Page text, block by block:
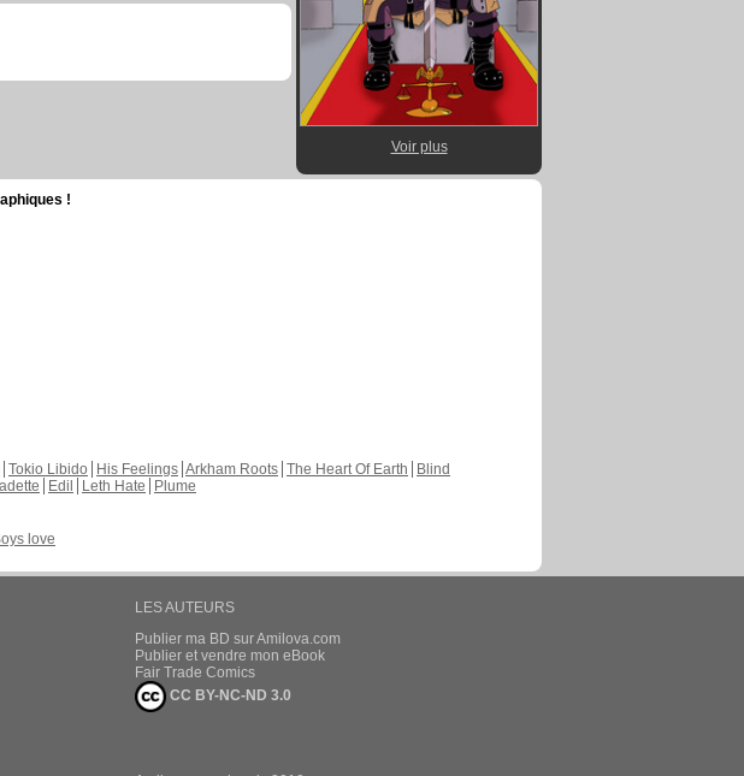
Voir plus
!
Tokio Libido His Feelings Arkham Roots The Heart Of Earth
Blind
Edil Leth Hate
Plume
love
LES AUTEURS
Publier ma BD sur Amilova.com
Publier et vendre mon eBook
Fair Trade Comics
CC BY-NC-ND 3.0